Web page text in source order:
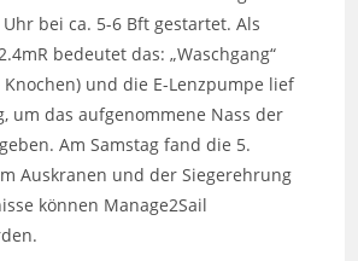
bei ca. 5-6 Bft gestartet. Als
bedeutet das: „Waschgang“
und die E-Lenzpumpe lief
um das aufgenommene Nass der
Am Samstag fand die 5.
Auskranen und der Siegerehrung
können Manage2Sail